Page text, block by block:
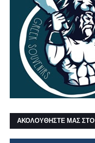
ΑΚΟΛΟΥΘΗΣΤΕ ΜΑΣ ΣΤΟ